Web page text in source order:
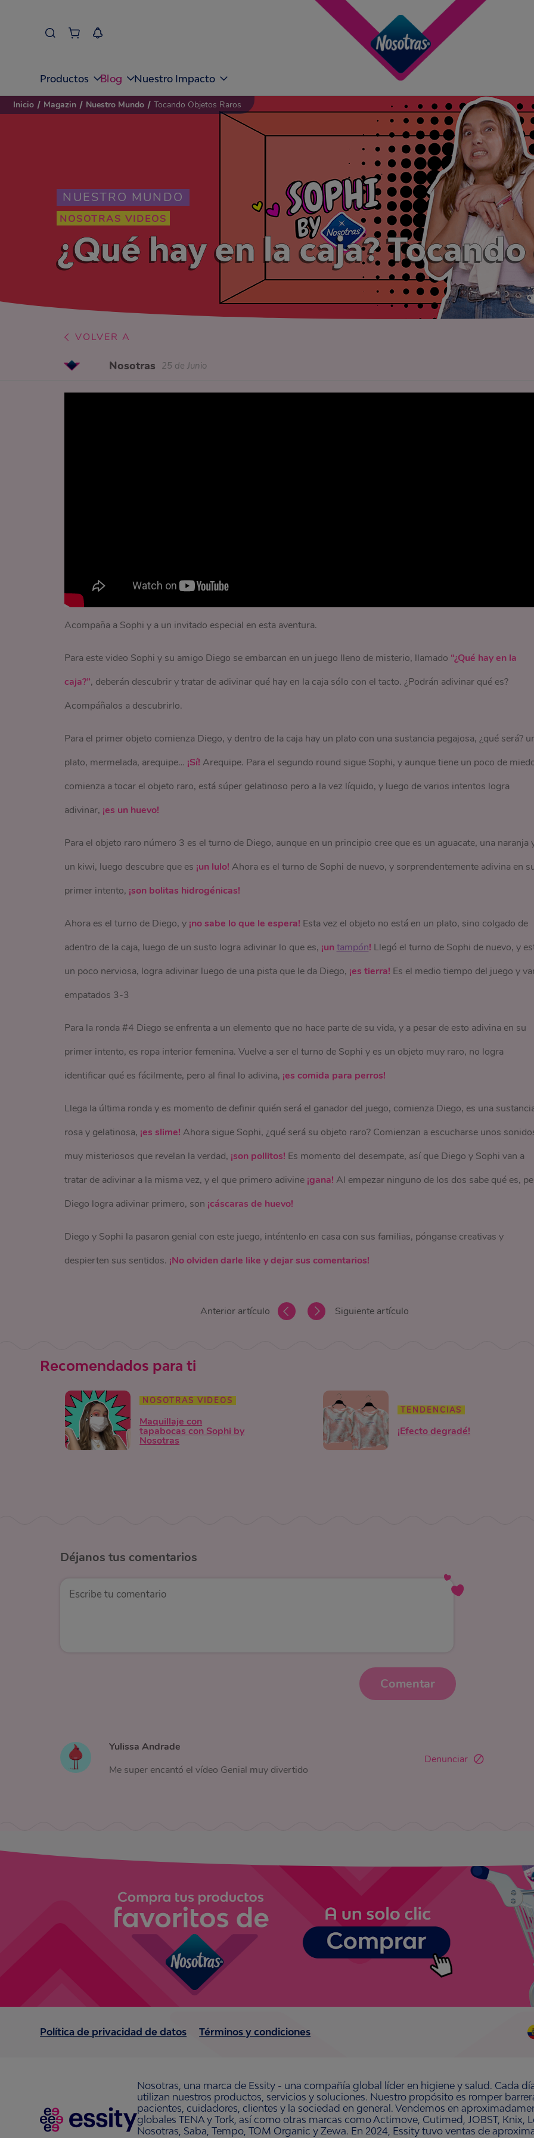
Productos Blog Nuestro Impacto
NUESTRO MUNDO
NOSOTRAS VIDEOS
¿Qué hay en la caja?
Inicio / Magazin / Nuestro Mundo / Tocando Objetos Raros
VOLVER A
Nosotras 25 de Junio
Acompaña a Sophi y a un invitado especial en esta aventura.
Para este video Sophi y su amigo Diego se embarcan en un juego lleno de misterio, llamado “¿Qué hay en la
caja?”, deberán descubrir y tratar de adivinar qué hay en la caja sólo con el tacto. ¿Podrán adivinar qué es?
Acompáñalos a descubrirlo.
Para el primer objeto comienza Diego, y dentro de la caja hay un plato con una sustancia pegajosa, ¿qué será?
plato, mermelada, arequipe… ¡Sí! Arequipe. Para el segundo round sigue Sophi, y aunque tiene un poco de
comienza a tocar el objeto raro, está súper gelatinoso pero a la vez líquido, y luego de varios intentos logra
adivinar, ¡es un huevo!
Para el objeto raro número 3 es el turno de Diego, aunque en un principio cree que es un aguacate, una naranja
un kiwi, luego descubre que es ¡un lulo! Ahora es el turno de Sophi de nuevo, y sorprendentemente adivina en
primer intento, ¡son bolitas hidrogénicas!
Ahora es el turno de Diego, y¡no sabe lo que le espera! Esta vez el objeto no está en un plato, sino colgado de
adentro de la caja, luego de un susto logra adivinar lo que es, ¡untampón! Llegó el turno de Sophi de nuevo, y
un poco nerviosa, logra adivinar luego de una pista que le da Diego, ¡es tierra! Es el medio tiempo del juego y
empatados 3-3
Para la ronda #4 Diego se enfrenta a un elemento que no hace parte de su vida, y a pesar de esto adivina en su
primer intento, es ropa interior femenina. Vuelve a ser el turno de Sophi y es un objeto muy raro, no logra
identificar qué es fácilmente, pero al final lo adivina, ¡es comida para perros!
Llega la última ronda y es momento de definir quién será el ganador del juego, comienza Diego, es una
rosa y gelatinosa, ¡es slime! Ahora sigue Sophi, ¿qué será su objeto raro? Comienzan a escucharse unos
muy misteriosos que revelan la verdad, ¡son pollitos! Es momento del desempate, así que Diego y Sophi van a
tratar de adivinar a la misma vez, y el que primero adivine ¡gana! Al empezar ninguno de los dos sabe qué es,
Diego logra adivinar primero, son ¡cáscaras de huevo!
Diego y Sophi la pasaron genial con este juego, inténtenlo en casa con sus familias, pónganse creativas y
despierten sus sentidos. ¡No olviden darle like y dejar sus comentarios!
Anterior artículo Siguiente artículo
Recomendados para ti
NOSOTRAS VIDEOS
Maquillaje con
tapabocas con Sophi by
Nosotras
TENDENCIAS
¡Efecto degradé!
Déjanos tus comentarios
Comentar
Yulissa Andrade
Me super encantó el vídeo Genial muy divertido
Denunciar
Política de privacidad de datos Términos y condiciones
Nosotras, una marca de Essity - una compañía global líder en higiene y salud. Cada
utilizan nuestros productos, servicios y soluciones. Nuestro propósito es romper
pacientes, cuidadores, clientes y la sociedad en general. Vendemos en
globales TENA y Tork, así como otras marcas como Actimove, Cutimed, JOBST, Knix,
Nosotras, Saba, Tempo, TOM Organic y Zewa. En 2024, Essity tuvo ventas de